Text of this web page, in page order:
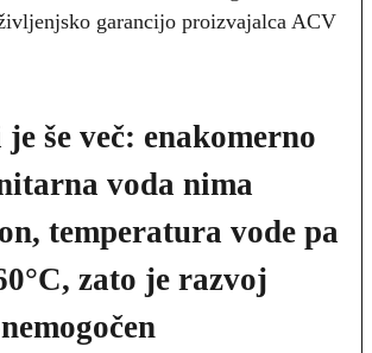
garancijo proizvajalca ACV
še več: enakomerno
voda nima
temperatura vode pa
zato je razvoj